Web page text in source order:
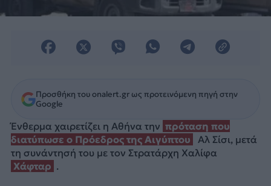
Προσθήκη του onalert.gr ως προτεινόμενη πηγή στην
Google
Ένθερμα χαιρετίζει η Αθήνα την πρόταση που
διατύπωσε ο Πρόεδρος της Αιγύπτου
Αλ Σίσι, μετά
τη συνάντησή του με τον Στρατάρχη Χαλίφα
Χάφταρ .